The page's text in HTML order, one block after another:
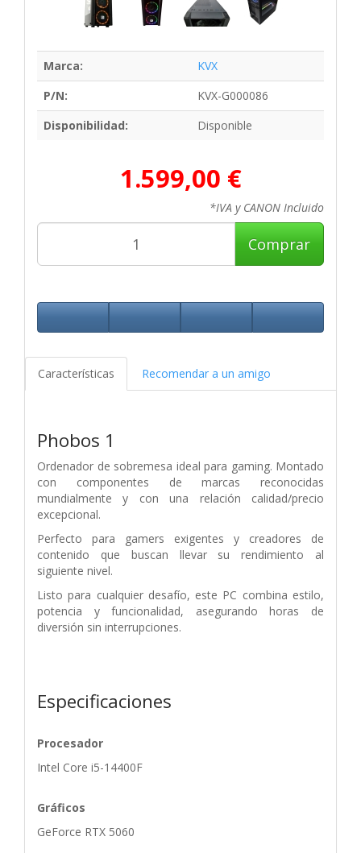
Marca:
KVX
P/N:
KVX-G000086
Disponibilidad:
Disponible
1.599,00 €
*IVA y CANON Incluido
Comprar
Características Recomendar a un amigo
Phobos 1
Ordenador de sobremesa ideal para gaming. Montado
con componentes de marcas reconocidas
mundialmente y con una relación calidad/precio
excepcional.
Perfecto para gamers exigentes y creadores de
contenido que buscan llevar su rendimiento al
siguiente nivel.
Listo para cualquier desafío, este PC combina estilo,
potencia y funcionalidad, asegurando horas de
diversión sin interrupciones.
Especificaciones
Procesador
Intel Core i5-14400F
Gráficos
GeForce RTX 5060